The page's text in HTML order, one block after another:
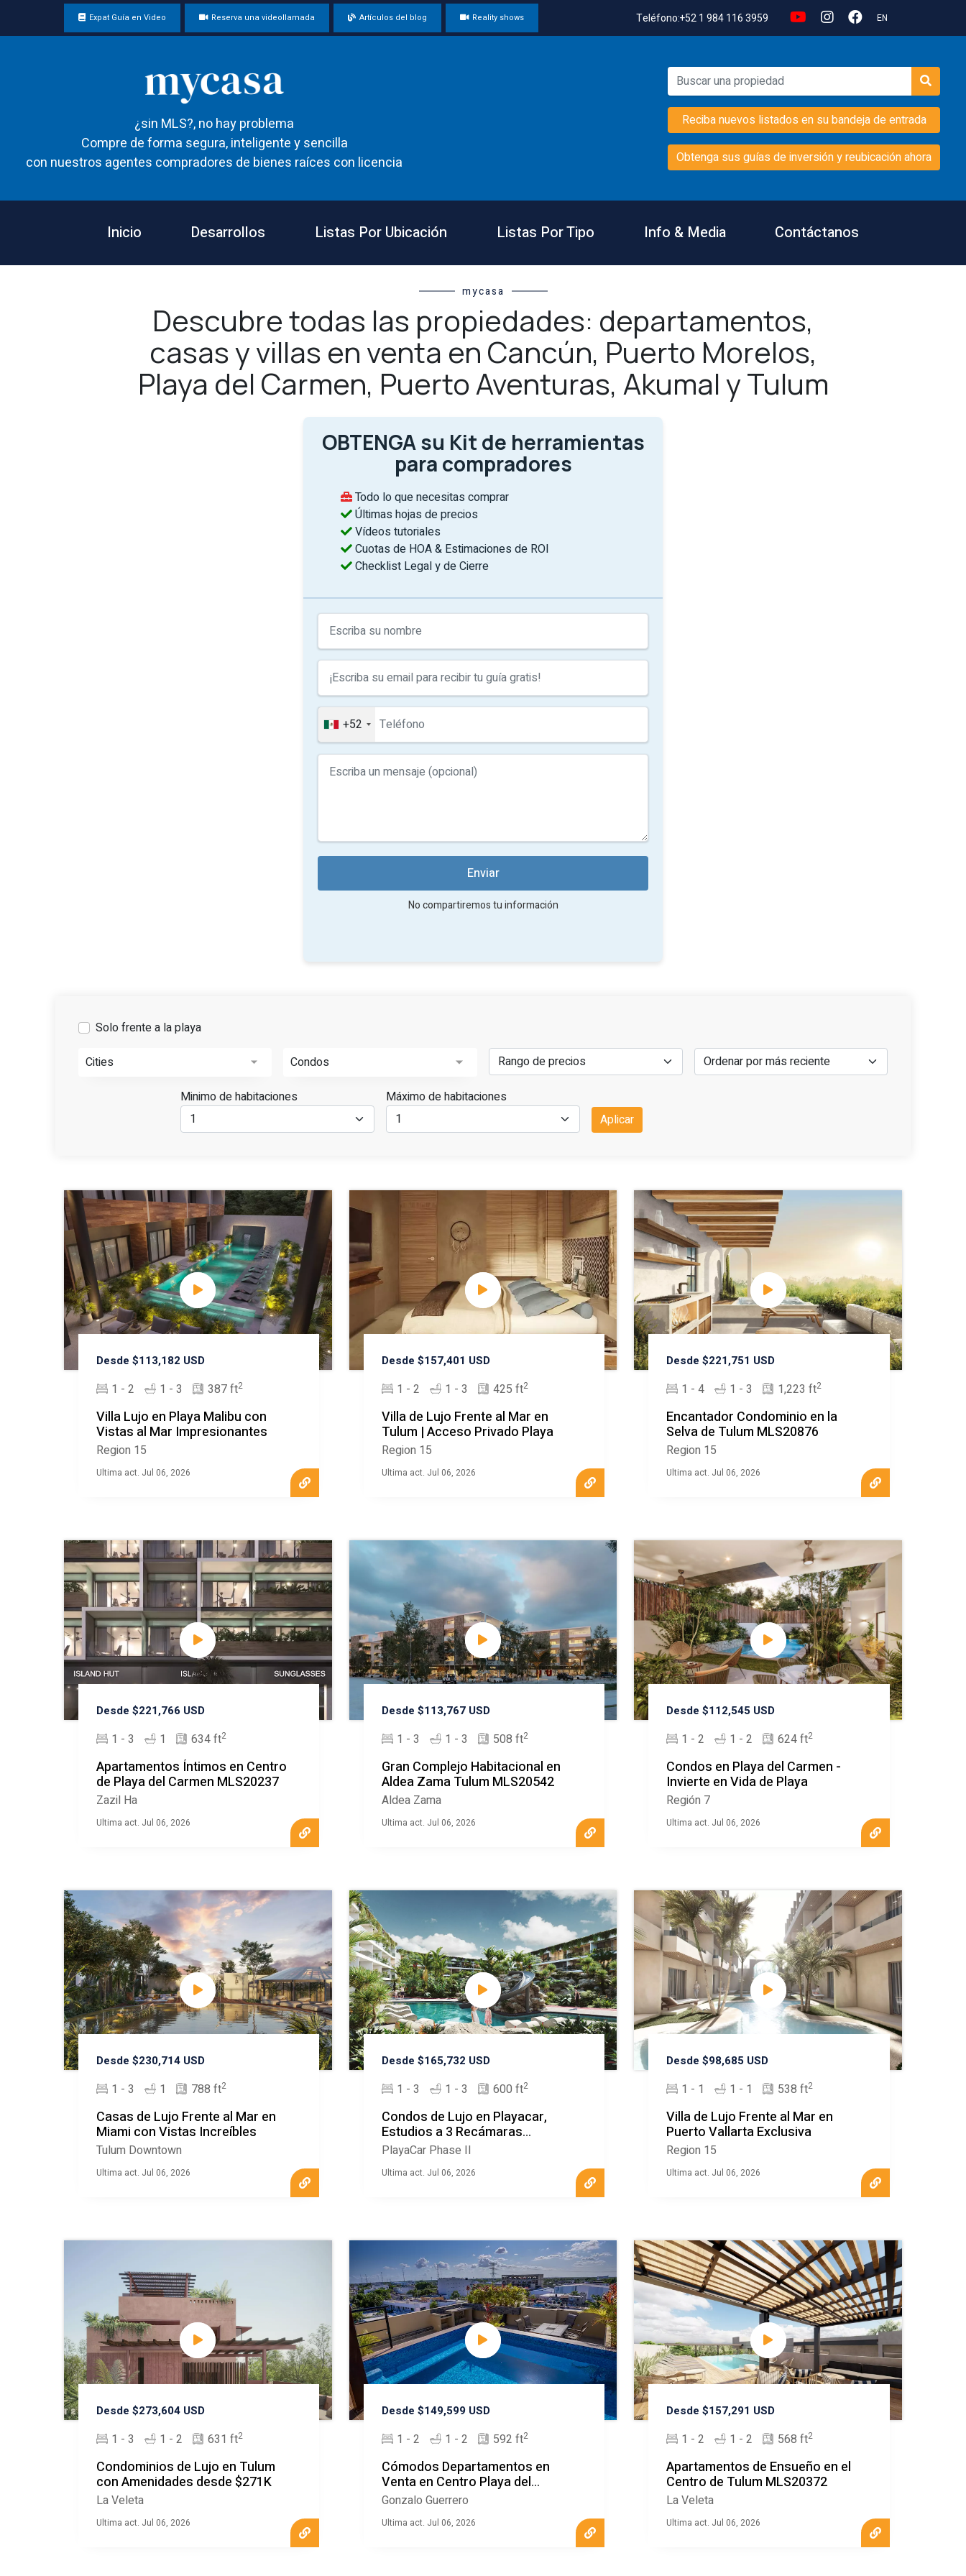
Expat Guía en Video Reserva una videollamada Artículos del blog Reality shows Teléfono:+52 1 984 116 3959 EN
¿sin MLS?, no hay problema
Compre de forma segura, inteligente y sencilla
con nuestros agentes compradores de bienes raíces con licencia
Reciba nuevos listados en su bandeja de entrada
Obtenga sus guías de inversión y reubicación ahora
Inicio Desarrollos Listas Por Ubicación Listas Por Tipo Info & Media Contáctanos
mycasa
Descubre todas las propiedades: departamentos,
casas y villas en venta en Cancún, Puerto Morelos,
Playa del Carmen, Puerto Aventuras, Akumal y Tulum
OBTENGA su Kit de herramientas
para compradores
Todo lo que necesitas comprar
Últimas hojas de precios
Vídeos tutoriales
Cuotas de HOA & Estimaciones de ROI
Checklist Legal y de Cierre
+52
Enviar
No compartiremos tu información
Solo frente a la playa
Cities
Condos
Minimo de habitaciones
Máximo de habitaciones
Aplicar
Desde $113,182 USD
1 - 2 1 - 3 387 ft2
Villa Lujo en Playa Malibu con
Vistas al Mar Impresionantes
Region 15
Ultima act. Jul 06, 2026
Desde $157,401 USD
1 - 2 1 - 3 425 ft2
Villa de Lujo Frente al Mar en
Tulum | Acceso Privado Playa
Region 15
Ultima act. Jul 06, 2026
Desde $221,751 USD
1 - 4 1 - 3 1,223 ft2
Encantador Condominio en la
Selva de Tulum MLS20876
Region 15
Ultima act. Jul 06, 2026
Desde $221,766 USD
1 - 3 1 634 ft2
Apartamentos Íntimos en Centro
de Playa del Carmen MLS20237
Zazil Ha
Ultima act. Jul 06, 2026
Desde $113,767 USD
1 - 3 1 - 3 508 ft2
Gran Complejo Habitacional en
Aldea Zama Tulum MLS20542
Aldea Zama
Ultima act. Jul 06, 2026
Desde $112,545 USD
1 - 2 1 - 2 624 ft2
Condos en Playa del Carmen -
Invierte en Vida de Playa
Región 7
Ultima act. Jul 06, 2026
Desde $230,714 USD
1 - 3 1 788 ft2
Casas de Lujo Frente al Mar en
Miami con Vistas Increíbles
Tulum Downtown
Ultima act. Jul 06, 2026
Desde $165,732 USD
1 - 3 1 - 3 600 ft2
Condos de Lujo en Playacar,
Estudios a 3 Recámaras
MLS20370
PlayaCar Phase II
Ultima act. Jul 06, 2026
Desde $98,685 USD
1 - 1 1 - 1 538 ft2
Villa de Lujo Frente al Mar en
Puerto Vallarta Exclusiva
Region 15
Ultima act. Jul 06, 2026
Desde $273,604 USD
1 - 3 1 - 2 631 ft2
Condominios de Lujo en Tulum
con Amenidades desde $271K
La Veleta
Ultima act. Jul 06, 2026
Desde $149,599 USD
1 - 2 1 - 2 592 ft2
Cómodos Departamentos en
Venta en Centro Playa del
Carmen
Gonzalo Guerrero
Ultima act. Jul 06, 2026
Desde $157,291 USD
1 - 2 1 - 2 568 ft2
Apartamentos de Ensueño en el
Centro de Tulum MLS20372
La Veleta
Ultima act. Jul 06, 2026